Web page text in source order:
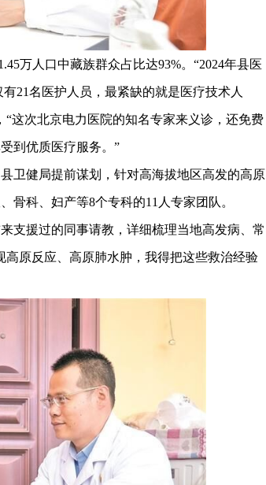
人口中藏族群众占比达93%。“2024年县医
21名医护人员，最紧缺的就是医疗技术人
这次北京电力医院的知名专家来义诊，还免费
到优质医疗服务。”
健局提前谋划，针对高海拔地区高发的高原
骨科、妇产等8个专科的11人专家团队。
援过的同事请教，详细梳理当地高发病、常
原反应、高原肺水肿，我得把这些救治经验